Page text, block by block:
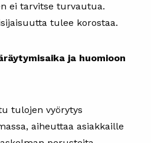
ei tarvitse turvautua.
tulee korostaa.
ja huomioon
tulojen vyörytys
aiheuttaa asiakkaille